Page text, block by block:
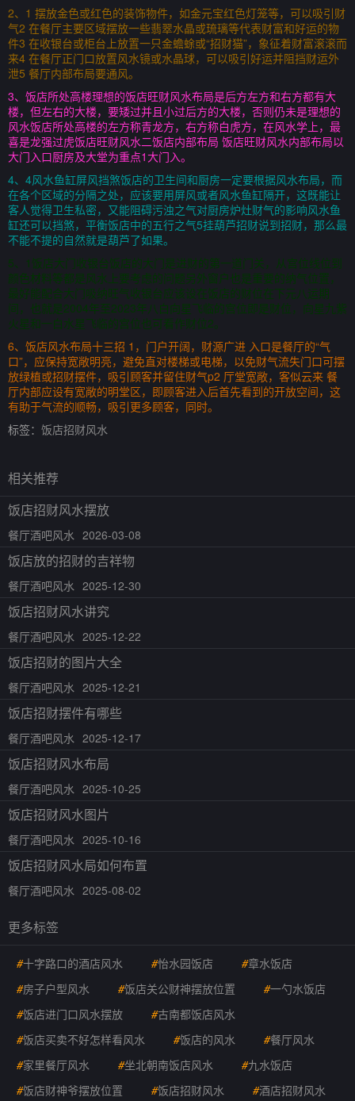
2、1 摆放金色或红色的装饰物件，如金元宝红色灯笼等，可以吸引财
气2 在餐厅主要区域摆放一些翡翠水晶或琉璃等代表财富和好运的物
件3 在收银台或柜台上放置一只金蟾蜍或“招财猫”，象征着财富滚滚而
来4 在餐厅正门口放置风水镜或水晶球，可以吸引好运并阻挡财运外
泄5 餐厅内部布局要通风。
3、饭店所处高楼理想的饭店旺财风水布局是后方左方和右方都有大
楼，但左右的大楼，要矮过并且小过后方的大楼，否则仍未是理想的
风水饭店所处高楼的左方称青龙方，右方称白虎方，在风水学上，最
喜是龙强过虎饭店旺财风水二饭店内部布局 饭店旺财风水内部布局以
大门入口厨房及大堂为重点1大门入。
4、4风水鱼缸屏风挡煞饭店的卫生间和厨房一定要根据风水布局，而
在各个区域的分隔之处，应该要用屏风或者风水鱼缸隔开，这既能让
客人觉得卫生私密，又能阻碍污浊之气对厨房炉灶财气的影响风水鱼
缸还可以挡煞，平衡饭店中的五行之气5挂葫芦招财说到招财，那么最
不能不提的自然就是葫芦了如果。
5、1饭店大门收银台饭店的大门是进财的第一道门关，从宫位线位到
颜色材料等都是风水上要考虑的问题另外窗户也是重要的纳气位置，
最好能配合大门吸纳旺气收银台应该设在饭店的财位在下元八运期
间，也就是2004年至2023年八白向星飞临的宫位即是财位，向星九紫
火星和一白水星飞临的宫位也可看作财位2。
6、饭店风水布局十三招 1，门户开阔，财源广进 入口是餐厅的“气
口”，应保持宽敞明亮，避免直对楼梯或电梯，以免财气流失门口可摆
放绿植或招财摆件，吸引顾客并留住财气p2 厅堂宽敞，客似云来 餐
厅内部应设有宽敞的明堂区，即顾客进入后首先看到的开放空间，这
有助于气流的顺畅，吸引更多顾客，同时。
标签： 饭店招财风水
相关推荐
饭店招财风水摆放
餐厅酒吧风水 2026-03-08
饭店放的招财的吉祥物
餐厅酒吧风水 2025-12-30
饭店招财风水讲究
餐厅酒吧风水 2025-12-22
饭店招财的图片大全
餐厅酒吧风水 2025-12-21
饭店招财摆件有哪些
餐厅酒吧风水 2025-12-17
饭店招财风水布局
餐厅酒吧风水 2025-10-25
饭店招财风水图片
餐厅酒吧风水 2025-10-16
饭店招财风水局如何布置
餐厅酒吧风水 2025-08-02
更多标签
#十字路口的酒店风水 #怡水园饭店 #章水饭店
#房子户型风水 #饭店关公财神摆放位置 #一勺水饭店
#饭店进门口风水摆放 #古南都饭店风水
#饭店买卖不好怎样看风水 #饭店的风水 #餐厅风水
#家里餐厅风水 #坐北朝南饭店风水 #九水饭店
#饭店财神爷摆放位置 #饭店招财风水 #酒店招财风水